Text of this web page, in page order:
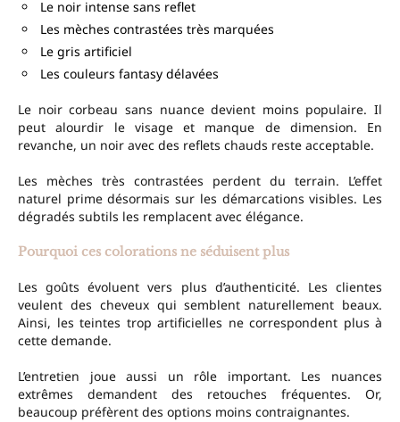
Le noir intense sans reflet
Les mèches contrastées très marquées
Le gris artificiel
Les couleurs fantasy délavées
Le noir corbeau sans nuance devient moins populaire. Il
peut alourdir le visage et manque de dimension. En
revanche, un noir avec des reflets chauds reste acceptable.
Les mèches très contrastées perdent du terrain. L’effet
naturel prime désormais sur les démarcations visibles. Les
dégradés subtils les remplacent avec élégance.
Pourquoi ces colorations ne séduisent plus
Les goûts évoluent vers plus d’authenticité. Les clientes
veulent des cheveux qui semblent naturellement beaux.
Ainsi, les teintes trop artificielles ne correspondent plus à
cette demande.
L’entretien joue aussi un rôle important. Les nuances
extrêmes demandent des retouches fréquentes. Or,
beaucoup préfèrent des options moins contraignantes.